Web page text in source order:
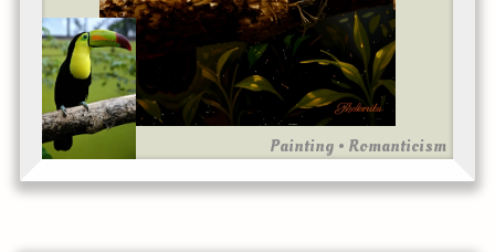
Painting • Romanticism